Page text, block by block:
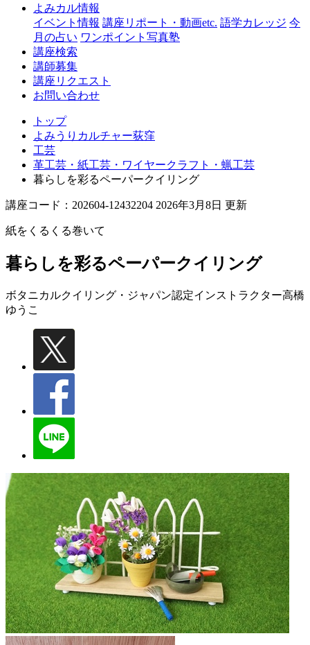
よみカル情報
イベント情報 講座リポート・動画etc. 語学カレッジ 今
月の占い ワンポイント写真塾
講座検索
講師募集
講座リクエスト
お問い合わせ
トップ
よみうりカルチャー荻窪
工芸
革工芸・紙工芸・ワイヤークラフト・蝋工芸
暮らしを彩るペーパークイリング
講座コード：202604-12432204 2026年3月8日 更新
紙をくるくる巻いて
暮らしを彩るペーパークイリング
ボタニカルクイリング・ジャパン認定インストラクター高橋
ゆうこ